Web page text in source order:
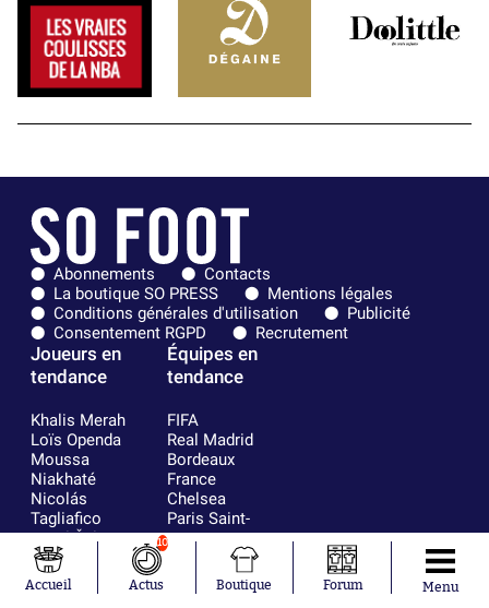
Abonnements
Contacts
La boutique SO PRESS
Mentions légales
Conditions générales d'utilisation
Publicité
Consentement RGPD
Recrutement
Joueurs en
tendance
Khalis Merah
Loïs Openda
Moussa
Niakhaté
Nicolás
Tagliafico
Pavel Šulc
Gauthier Hein
Lionel Messi
Équipes en
tendance
FIFA
Real Madrid
Bordeaux
France
Chelsea
Paris Saint-
Germain
Olympique
lyonnais
AC Milan
Accueil
10
Actus Boutique Forum Menu